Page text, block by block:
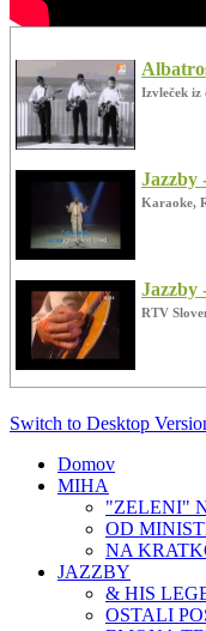
Izvleček iz
Jazzby
Karaoke,
Jazzby
RTV
Karaoke,
Pihalni
Switch to Desktop
Domov
MIHA
"ZELENI"
OD
NA
JAZZBY
& HIS
OSTALI